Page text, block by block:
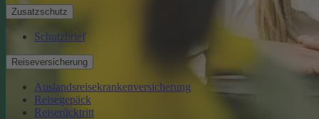
Zusatzschutz
Schutzbrief
Reiseversicherung
Auslandsreisekrankenversicherung
Reisegepäck
Reiserücktritt